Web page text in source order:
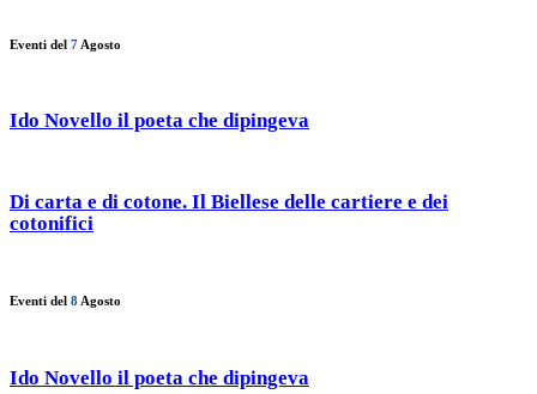
Eventi del 7 Agosto
Ido Novello il poeta che dipingeva
Di carta e di cotone. Il Biellese delle cartiere e dei
cotonifici
Eventi del 8 Agosto
Ido Novello il poeta che dipingeva